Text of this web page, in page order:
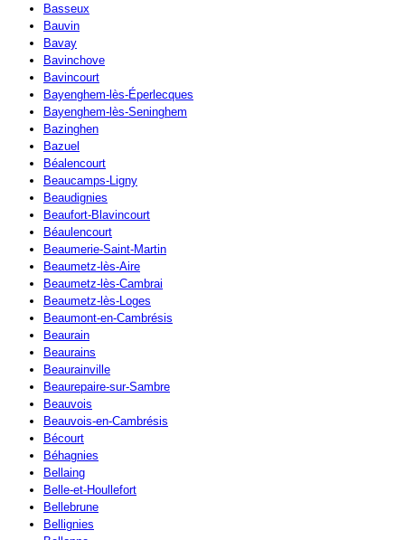
Basseux
Bauvin
Bavay
Bavinchove
Bavincourt
Bayenghem-lès-Éperlecques
Bayenghem-lès-Seninghem
Bazinghen
Bazuel
Béalencourt
Beaucamps-Ligny
Beaudignies
Beaufort-Blavincourt
Béaulencourt
Beaumerie-Saint-Martin
Beaumetz-lès-Aire
Beaumetz-lès-Cambrai
Beaumetz-lès-Loges
Beaumont-en-Cambrésis
Beaurain
Beaurains
Beaurainville
Beaurepaire-sur-Sambre
Beauvois
Beauvois-en-Cambrésis
Bécourt
Béhagnies
Bellaing
Belle-et-Houllefort
Bellebrune
Bellignies